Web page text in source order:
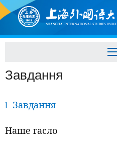
Завдання
l Завдання
Наше гасло